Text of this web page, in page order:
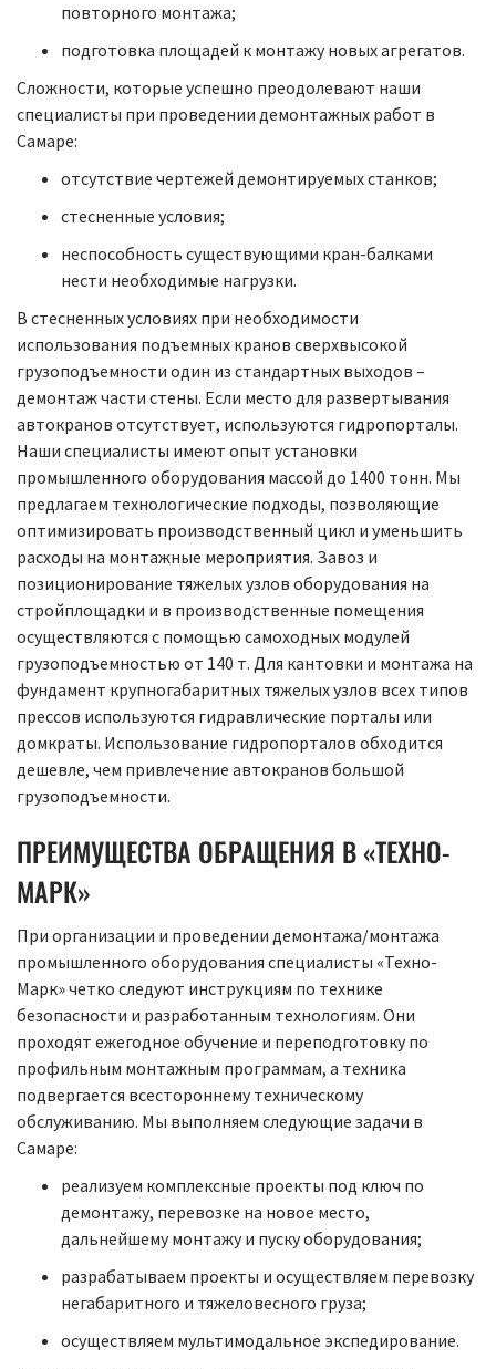
повторного монтажа;
подготовка площадей к монтажу новых агрегатов.
Сложности, которые успешно преодолевают наши
специалисты при проведении демонтажных работ в
Самаре:
отсутствие чертежей демонтируемых станков;
стесненные условия;
неспособность существующими кран-балками
нести необходимые нагрузки.
В стесненных условиях при необходимости
использования подъемных кранов сверхвысокой
грузоподъемности один из стандартных выходов –
демонтаж части стены. Если место для развертывания
автокранов отсутствует, используются гидропорталы.
Наши специалисты имеют опыт установки
промышленного оборудования массой до 1400 тонн. Мы
предлагаем технологические подходы, позволяющие
оптимизировать производственный цикл и уменьшить
расходы на монтажные мероприятия. Завоз и
позиционирование тяжелых узлов оборудования на
стройплощадки и в производственные помещения
осуществляются с помощью самоходных модулей
грузоподъемностью от 140 т. Для кантовки и монтажа на
фундамент крупногабаритных тяжелых узлов всех типов
прессов используются гидравлические порталы или
домкраты. Использование гидропорталов обходится
дешевле, чем привлечение автокранов большой
грузоподъемности.
ПРЕИМУЩЕСТВА ОБРАЩЕНИЯ В «ТЕХНО-
МАРК»
При организации и проведении демонтажа/монтажа
промышленного оборудования специалисты «Техно-
Марк» четко следуют инструкциям по технике
безопасности и разработанным технологиям. Они
проходят ежегодное обучение и переподготовку по
профильным монтажным программам, а техника
подвергается всестороннему техническому
обслуживанию. Мы выполняем следующие задачи в
Самаре:
реализуем комплексные проекты под ключ по
демонтажу, перевозке на новое место,
дальнейшему монтажу и пуску оборудования;
разрабатываем проекты и осуществляем перевозку
негабаритного и тяжеловесного груза;
осуществляем мультимодальное экспедирование.